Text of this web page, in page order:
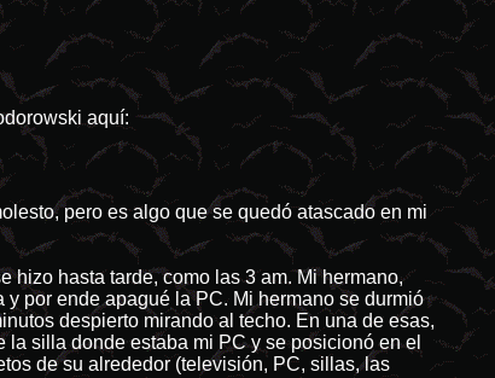
aquí:
pero es algo que se quedó atascado en mi
hizo hasta tarde, como las 3 am. Mi hermano,
por ende apagué la PC. Mi hermano se durmió
despierto mirando al techo. En una de esas,
silla donde estaba mi PC y se posicionó en el
de su alrededor (televisión, PC, sillas, las